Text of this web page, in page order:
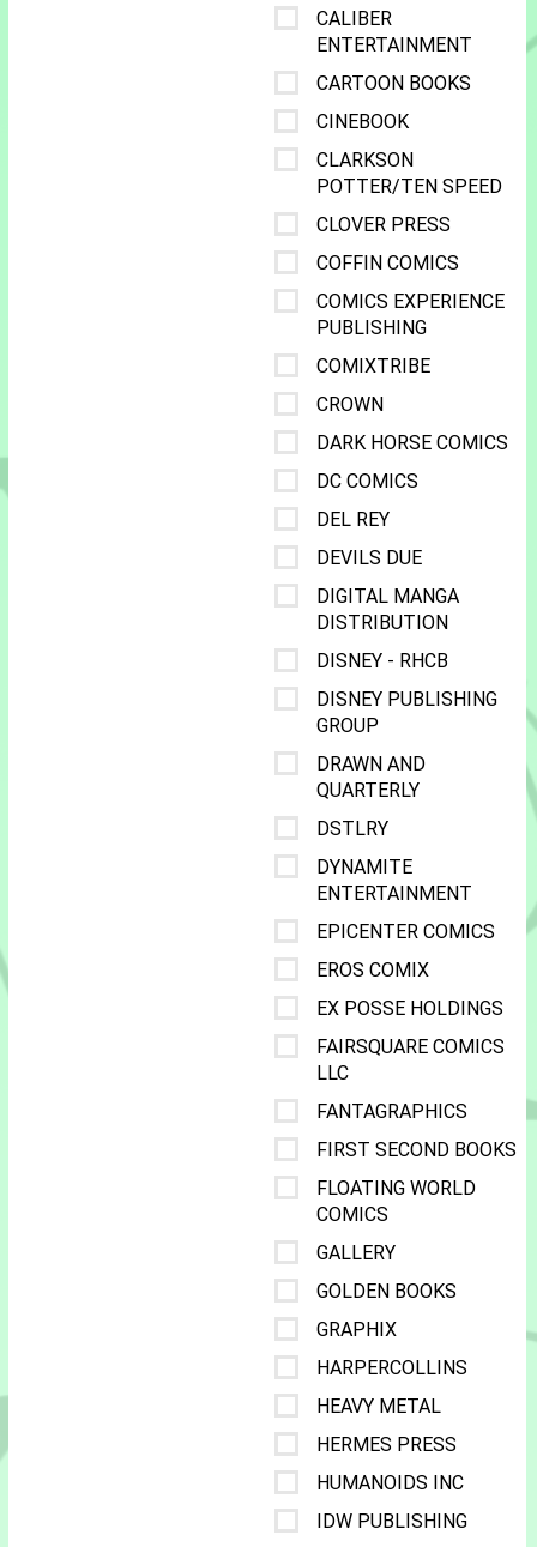
CALIBER
ENTERTAINMENT
CARTOON BOOKS
CINEBOOK
CLARKSON
POTTER/TEN SPEED
CLOVER PRESS
COFFIN COMICS
COMICS EXPERIENCE
PUBLISHING
COMIXTRIBE
CROWN
DARK HORSE COMICS
DC COMICS
DEL REY
DEVILS DUE
DIGITAL MANGA
DISTRIBUTION
DISNEY - RHCB
DISNEY PUBLISHING
GROUP
DRAWN AND
QUARTERLY
DSTLRY
DYNAMITE
ENTERTAINMENT
EPICENTER COMICS
EROS COMIX
EX POSSE HOLDINGS
FAIRSQUARE COMICS
LLC
FANTAGRAPHICS
FIRST SECOND BOOKS
FLOATING WORLD
COMICS
GALLERY
GOLDEN BOOKS
GRAPHIX
HARPERCOLLINS
HEAVY METAL
HERMES PRESS
HUMANOIDS INC
IDW PUBLISHING